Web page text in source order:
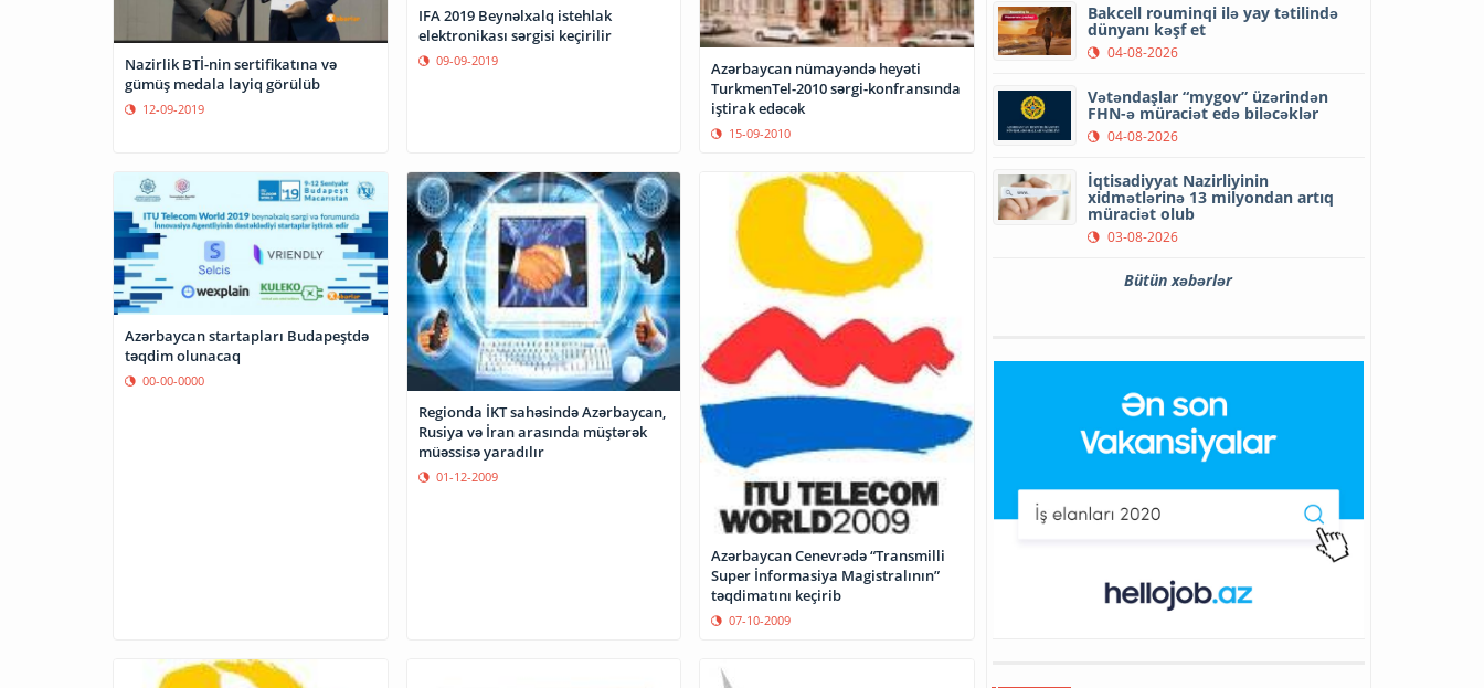
Nazirlik BTİ-nin sertifikatına və
gümüş medala layiq görülüb
12-09-2019
IFA 2019 Beynəlxalq istehlak
elektronikası sərgisi keçirilir
09-09-2019
Azərbaycan nümayəndə heyəti
TurkmenTel-2010 sərgi-konfransında
iştirak edəcək
15-09-2010
Azərbaycan startapları Budapeştdə
təqdim olunacaq
00-00-0000
Regionda İKT sahəsində Azərbaycan,
Rusiya və İran arasında müştərək
müəssisə yaradılır
01-12-2009
Azərbaycan Cenevrədə “Transmilli
Super İnformasiya Magistralının”
təqdimatını keçirib
07-10-2009
Bakcell rouminqi ilə yay tətilində
dünyanı kəşf et
04-08-2026
Vətəndaşlar “mygov” üzərindən
FHN-ə müraciət edə biləcəklər
04-08-2026
İqtisadiyyat Nazirliyinin
xidmətlərinə 13 milyondan artıq
müraciət olub
03-08-2026
Bütün xəbərlər